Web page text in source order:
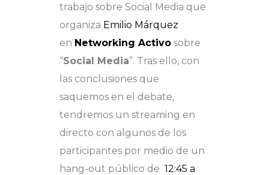
trabajo sobre Social Media que
organiza Emilio Márquez
en Networking Activo sobre
“Social Media”. Tras ello, con
las conclusiones que
saquemos en el debate,
tendremos un streaming en
directo con algunos de los
participantes por medio de un
hang-out público de 12:45 a